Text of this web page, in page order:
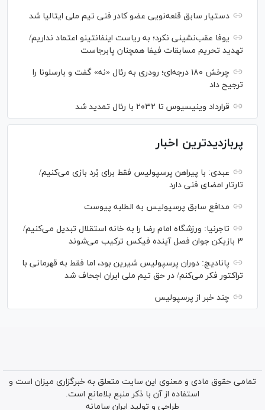
دستیار سابق قلعه‌نویی عضو کادر فنی تیم ملی ایتالیا شد
یوفا عقب‌نشینی نکرد؛ به ریاست اینفانتینو اعتماد نداریم/
تهدید تحریم مسابقات فیفا همچنان پابرجاست
چرخش ۱۸۰ درجه‌ای؛ رودری به رئال «نه» گفت و بارسلونا را
ترجیح داد
قرارداد وینیسیوس تا ۲۰۳۲ با رئال‌ تمدید شد
پربازدیدترین اخبار
عبدی: با پیراهن پرسپولیس فقط برای بُرد بازی می‌کنیم/
تارتار امضای فنی دارد
مدافع سابق پرسپولیس به الطلبه پیوست
تاجرنیا: ورزشگاه امام رضا را به خانه استقلال تبدیل می‌کنیم/
۳ بازیکن جوان فصل آینده فیکس ترکیب می‌شوند
پانادیچ: دوران پرسپولیس شیرین بود، اما فقط به قهرمانی با
تراکتور فکر می‌کنم/ در حق تیم ملی ایران اجحاف شد
چند خبر از پرسپولیس
تمامی حقوق مادی و معنوی این سایت متعلق به خبرگزاری میزان است و
استفاده از آن با ذکر منبع بلامانع است.
طراحی و تولید ایران سامانه